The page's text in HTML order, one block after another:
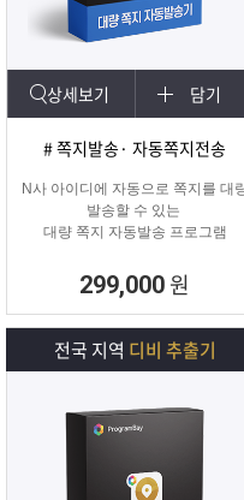
상세보기 담기
# 쪽지발송· 자동쪽지전송
N사 아이디에 자동으로 쪽지를 대
발송할 수 있는
대량 쪽지 자동발송 프로그램
299,000 원
전국 지역 디비 추출기